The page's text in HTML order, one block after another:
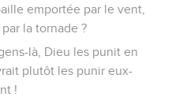
emportée par le vent,
la tornade ?
là, Dieu les punit en
plutôt les punir eux-
!